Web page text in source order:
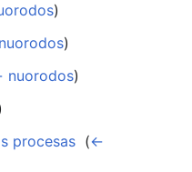
)
)
nuorodos)
procesas (←